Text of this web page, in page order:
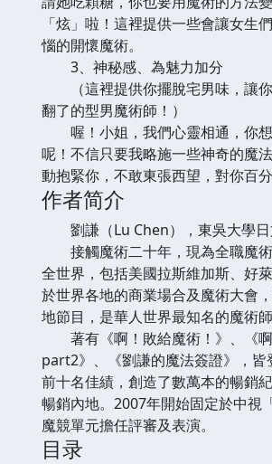
「炫」啦！這裡提供一些會讓女生
惱的開懷魔術。
3、神秘感、為魅力加分
（這裡提供你擺脫宅男味，讓你
翻了的型男魔術師！）
喔！小姐，我們心靈相通，你想
呢！不信只要我略施一些神奇的魔
動抱緊你，不敢東張西望，對你百
作者简介
劉謙（Lu Chen），東吳大學日
接觸魔術二十年，現為全職魔
全世界，包括美國拉斯維加斯、好
於世界各地的商業場合及魔術大會
地節目，是華人世界最知名的魔術師
著有《啊！敗給魔術！》、《啊
part2》、《劉謙的魔法簽證》，皆
前十名佳績，創造了數萬本的暢銷
暢銷內地。2007年開始固定於中視
魔競單元擔任評審及表演。
目录